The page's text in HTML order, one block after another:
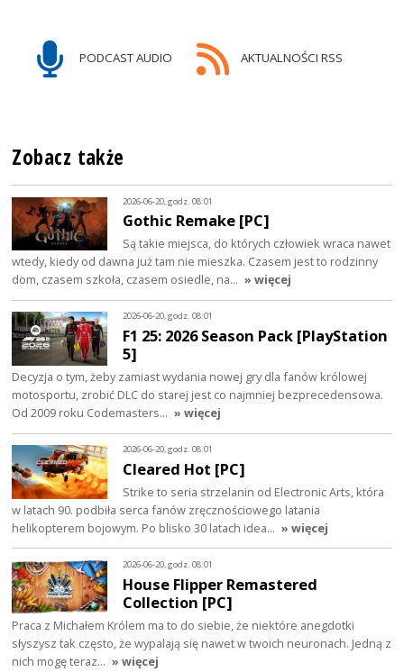
PODCAST AUDIO AKTUALNOŚCI RSS
Zobacz także
2026-06-20, godz. 08:01
Gothic Remake [PC]
Są takie miejsca, do których człowiek wraca nawet
wtedy, kiedy od dawna już tam nie mieszka. Czasem jest to rodzinny
dom, czasem szkoła, czasem osiedle, na… » więcej
2026-06-20, godz. 08:01
F1 25: 2026 Season Pack [PlayStation
5]
Decyzja o tym, żeby zamiast wydania nowej gry dla fanów królowej
motosportu, zrobić DLC do starej jest co najmniej bezprecedensowa.
Od 2009 roku Codemasters… » więcej
2026-06-20, godz. 08:01
Cleared Hot [PC]
Strike to seria strzelanin od Electronic Arts, która
w latach 90. podbiła serca fanów zręcznościowego latania
helikopterem bojowym. Po blisko 30 latach idea… » więcej
2026-06-20, godz. 08:01
House Flipper Remastered
Collection [PC]
Praca z Michałem Królem ma to do siebie, że niektóre anegdotki
słyszysz tak często, że wypalają się nawet w twoich neuronach. Jedną z
nich mogę teraz… » więcej